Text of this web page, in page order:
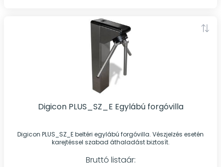
Digicon PLUS_SZ_E Egylábú forgóvilla
Digicon PLUS_SZ_E beltéri egylábú forgóvilla. Vészjelzés esetén
karejtéssel szabad áthaladást biztosít.
Bruttó listaár: